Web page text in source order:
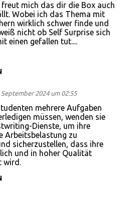
freut mich das dir die Box auch
Wobei ich das Thema mit
wirklich schwer finde und
nicht ob Self Surprise sich
einen gefallen tut....
September 2024 um 02:55
mehrere Aufgaben
müssen, wenden sie
-Dienste, um ihre
Arbeitsbelastung zu
sicherzustellen, dass ihre
und in hoher Qualität
wird.